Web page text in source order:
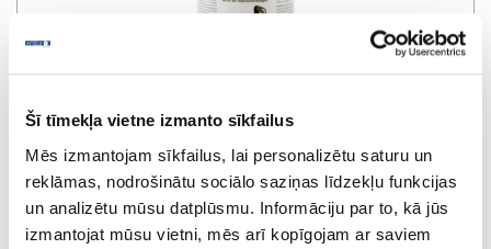
Šī tīmekļa vietne izmanto sīkfailus
Mēs izmantojam sīkfailus, lai personalizētu saturu un
reklāmas, nodrošinātu sociālo saziņas līdzekļu funkcijas
un analizētu mūsu datplūsmu. Informāciju par to, kā jūs
izmantojat mūsu vietni, mēs arī kopīgojam ar saviem
Līme KLEIBERIT PUR 507